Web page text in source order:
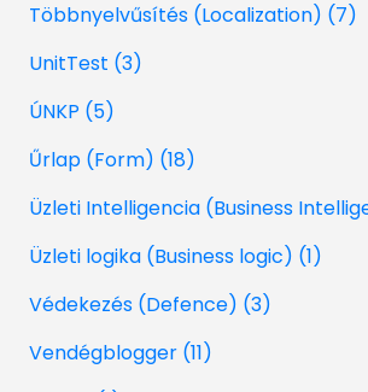
Többnyelvűsítés (Localization) (7)
UnitTest (3)
ÚNKP (5)
Űrlap (Form) (18)
Üzleti Intelligencia (Business
Üzleti logika (Business logic) (1)
Védekezés (Defence) (3)
Vendégblogger (11)